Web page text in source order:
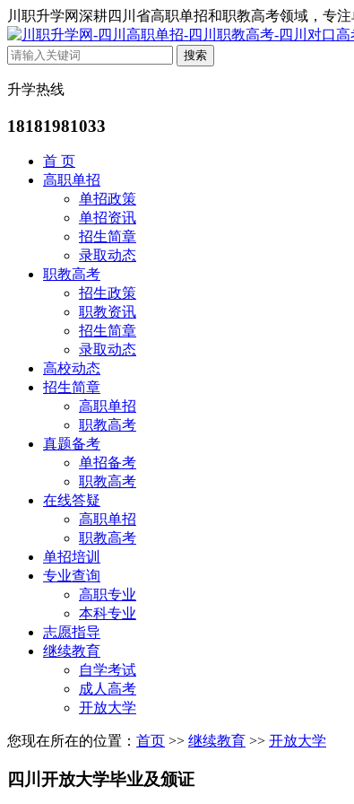
川职升学网深耕四川省高职单招和职教高考领域，专
升学热线
18181981033
首 页
高职单招
单招政策
单招资讯
招生简章
录取动态
职教高考
招生政策
职教资讯
招生简章
录取动态
高校动态
招生简章
高职单招
职教高考
真题备考
单招备考
职教高考
在线答疑
高职单招
职教高考
单招培训
专业查询
高职专业
本科专业
志愿指导
继续教育
自学考试
成人高考
开放大学
您现在所在的位置： 首页 >> 继续教育 >> 开放大学
四川开放大学毕业及颁证